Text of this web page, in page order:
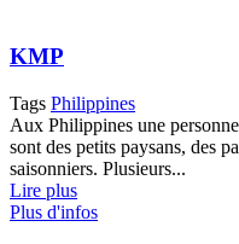
KMP
Tags Philippines
Aux Philippines une
sont des petits paysans, des
saisonniers. Plusieurs...
Lire plus
Plus d'infos